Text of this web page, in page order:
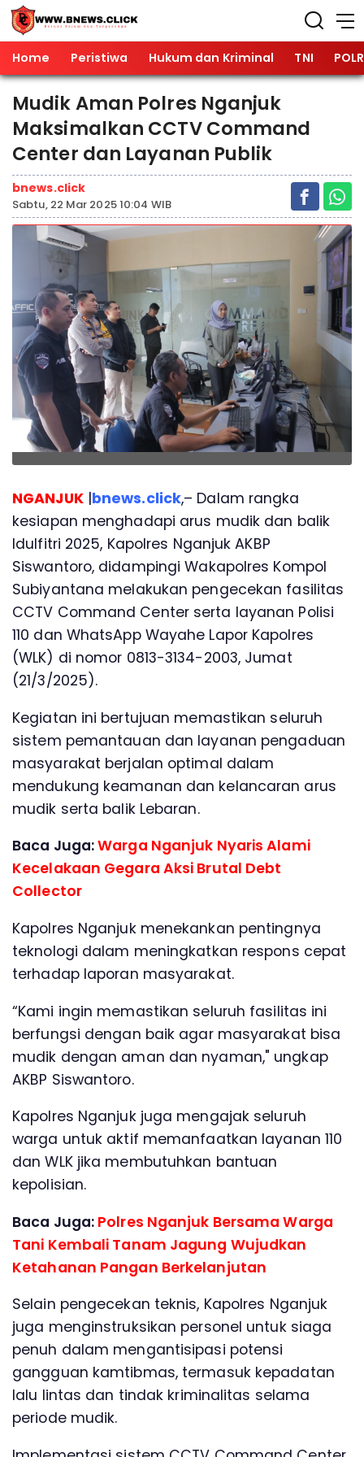
Home Peristiwa Hukum dan Kriminal TNI
Mudik Aman Polres Nganjuk
Maksimalkan CCTV Command
Center dan Layanan Publik
bnews.click
Sabtu, 22 Mar 2025 10:04 WIB
NGANJUK|bnews.click,– Dalam rangka
kesiapan menghadapi arus mudik dan balik
Idulfitri 2025, Kapolres Nganjuk AKBP
Siswantoro, didampingi Wakapolres Kompol
Subiyantana melakukan pengecekan fasilitas
CCTV Command Center serta layanan Polisi
110 dan WhatsApp Wayahe Lapor Kapolres
(WLK) di nomor 0813-3134-2003, Jumat
(21/3/2025).
Kegiatan ini bertujuan memastikan seluruh
sistem pemantauan dan layanan pengaduan
masyarakat berjalan optimal dalam
mendukung keamanan dan kelancaran arus
mudik serta balik Lebaran.
Baca Juga:Warga Nganjuk Nyaris Alami
Kecelakaan Gegara Aksi Brutal Debt
Collector
Kapolres Nganjuk menekankan pentingnya
teknologi dalam meningkatkan respons cepat
terhadap laporan masyarakat.
“Kami ingin memastikan seluruh fasilitas ini
berfungsi dengan baik agar masyarakat bisa
mudik dengan aman dan nyaman," ungkap
AKBP Siswantoro.
Kapolres Nganjuk juga mengajak seluruh
warga untuk aktif memanfaatkan layanan 110
dan WLK jika membutuhkan bantuan
kepolisian.
Baca Juga: Polres Nganjuk Bersama Warga
Tani Kembali Tanam Jagung Wujudkan
Ketahanan Pangan Berkelanjutan
Selain pengecekan teknis, Kapolres Nganjuk
juga menginstruksikan personel untuk siaga
penuh dalam mengantisipasi potensi
gangguan kamtibmas, termasuk kepadatan
lalu lintas dan tindak kriminalitas selama
periode mudik.